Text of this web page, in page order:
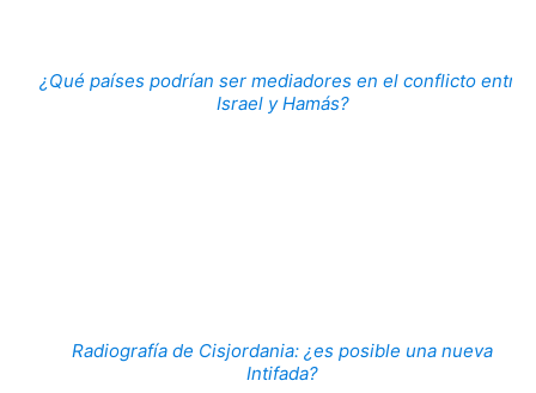
¿Qué países podrían ser mediadores en el conflicto entre
Israel y Hamás?
Radiografía de Cisjordania: ¿es posible una nueva
Intifada?